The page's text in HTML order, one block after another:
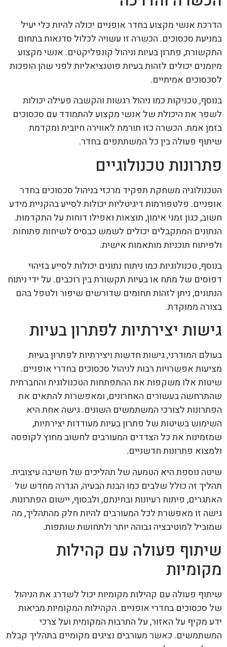
הדרכת אנשי מקצוע בחדר אופניים יכולה להיות כלי יעיל
במניעת סכסוכים. הכשרה זו עשויה לכלול סדנאות בתחום
התקשורת, פתרון בעיות וניהול קונפליקטים. אנשי מקצוע
מיומנים יכולים לזהות בעיות פוטנציאליות לפני שהן הופכות
לסכסוכים אמיתיים.
בנוסף, טכניקות כמו ניהול רגשות והקשבה פעילה יכולות
לשפר את היכולת של אנשי מקצוע להתמודד עם סכסוכים
בזמן אמת. הכשרה כזו תורמת לאווירה חיובית ומקדמת
שיתוף פעולה בין כל המשתתפים בחדר.
פתרונות טכנולוגיים
הטכנולוגיה משחקת תפקיד מרכזי בניהול סכסוכים בחדר
אופניים. פלטפורמות דיגיטליות יכולות לסייע בהקניית מידע
חשוב, כגון זמני אימון, תוצאות ואפילו דוחות על התקדמות.
הנתונים המתקבלים יכולים לשמש כבסיס לשיחות פתוחות
ולפיתוח תוכניות מותאמות אישית.
בנוסף, טכנולוגיות כמו ניתוח נתונים יכולות לסייע בזיהוי
דפוסים של מתח או בעיות תקשורת בין רוכבים. על ידי ניתוח
הנתונים, ניתן לזהות תחומים שדורשים שיפור ולטפל בהם
בצורה ממוקדת.
גישות יצירתיות לפתרון בעיות
בעולם המודרני, גישות חדשות ויצירתיות לפתרון בעיות
מציעות אפשרויות רבות לניהול סכסוכים בחדרי אופניים.
שיטות אלו משקפות את ההתפתחות הטכנולוגית והחברתית
שהתרחשה בעשורים האחרונים, ומאפשרות להתאים את
הפתרונות לצורכי המשתמשים השונים. גישה אחת היא
השימוש בשיטות של פתרון בעיות מעודדות יצירתיות,
שמזמינות את כל הצדדים המעורבים לחשוב מחוץ לקופסה
ולמצוא פתרונות חדשניים.
שיטה נוספת היא הטמעה של תהליכים של חשיבה עיצובית.
תהליך זה כולל שלבים כמו הבנת הבעיה, הגדרה מחדש של
האתגרים, פיתוח רעיונות ובחינתם, ולבסוף, יישום הפתרונות.
גישה זו מאפשרת לכל המעורבים להיות חלק מהתהליך, מה
שמוביל למוטיבציה גבוהה יותר ולתחושת שותפות.
שיתוף פעולה עם קהילות
מקומיות
שיתוף פעולה עם קהילות מקומיות יכול לשדרג את הניהול
של סכסוכים בחדרי אופניים. הקהילות המקומיות מביאות
ידע מקיף על האזור, על התרבות המקומית ועל צרכי
המשתמשים. כאשר מעורבים נציגים מקומיים בתהליך קבלת